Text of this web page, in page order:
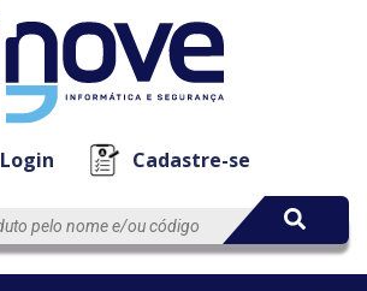
Login Cadastre-se
EmpresaAutomação